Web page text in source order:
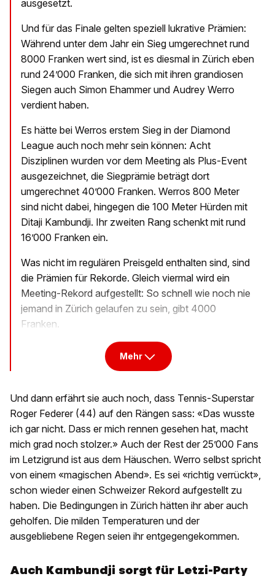
ausgesetzt.
Und für das Finale gelten speziell lukrative Prämien:
Während unter dem Jahr ein Sieg umgerechnet rund
8000 Franken wert sind, ist es diesmal in Zürich eben
rund 24’000 Franken, die sich mit ihren grandiosen
Siegen auch Simon Ehammer und Audrey Werro
verdient haben.
Es hätte bei Werros erstem Sieg in der Diamond
League auch noch mehr sein können: Acht
Disziplinen wurden vor dem Meeting als Plus-Event
ausgezeichnet, die Siegprämie beträgt dort
umgerechnet 40’000 Franken. Werros 800 Meter
sind nicht dabei, hingegen die 100 Meter Hürden mit
Ditaji Kambundji. Ihr zweiten Rang schenkt mit rund
16’000 Franken ein.
Was nicht im regulären Preisgeld enthalten sind, sind
die Prämien für Rekorde. Gleich viermal wird ein
Meeting-Rekord aufgestellt: So schnell wie noch nie
jemand in Zürich gelaufen zu sein, gibt 4000
Franken.
Mehr
Und dann erfährt sie auch noch, dass Tennis-Superstar
Roger Federer (44) auf den Rängen sass: «Das wusste
ich gar nicht. Dass er mich rennen gesehen hat, macht
mich grad noch stolzer.» Auch der Rest der 25’000 Fans
im Letzigrund ist aus dem Häuschen. Werro selbst spricht
von einem «magischen Abend». Es sei «richtig verrückt»,
schon wieder einen Schweizer Rekord aufgestellt zu
haben. Die Bedingungen in Zürich hätten ihr aber auch
geholfen. Die milden Temperaturen und der
ausgebliebene Regen seien ihr entgegengekommen.
Auch Kambundji sorgt für Letzi-Party